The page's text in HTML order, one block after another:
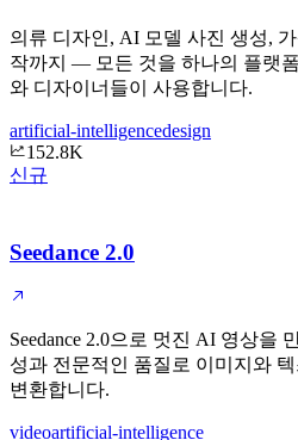
의류 디자인, AI 모델 사진 생성,
작까지 — 모든 것을 하나의 플랫
와 디자이너들이 사용합니다.
artificial-intelligencedesign
152.8K
신규
Seedance 2.0
Seedance 2.0으로 멋진 AI 영상을
성과 전문적인 품질로 이미지와
변환합니다.
videoartificial-intelligence